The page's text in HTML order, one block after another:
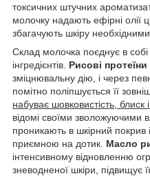
токсичних штучних
молочку надають ефірні олії
збагачують шкіру
Склад молочка поєднує в
інгредієнтів. Рисові протеїни
зміцнювальну дію, і через
помітно поліпшується її
набуває шовковистість, блиск
відомі своїми зволожуючими
проникають в шкірний покрив
приємною на дотик. Масло
інтенсивному відновленню
зневодненої шкіри, підвищує